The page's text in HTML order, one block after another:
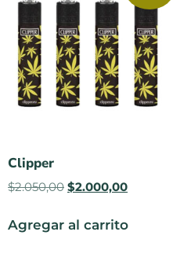
Clipper
$2.050,00 $2.000,00
Agregar al carrito